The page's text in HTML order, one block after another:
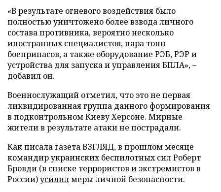
«В результате огневого воздействия было
полностью уничтожено более взвода личного
состава противника, вероятно несколько
иностранных специалистов, пара тонн
боеприпасов, а также оборудование РЭБ, РЭР и
устройства для запуска и управления БПЛА», –
добавил он.
Военнослужащий отметил, что это не первая
ликвидированная группа данного формирования
в подконтрольном Киеву Херсоне. Мирные
жители в результате атаки не пострадали.
Как писала газета ВЗГЛЯД, в прошлом месяце
командир украинских беспилотных сил Роберт
Бровди (в списке террористов и экстремистов в
России)усилилмеры личной безопасности.